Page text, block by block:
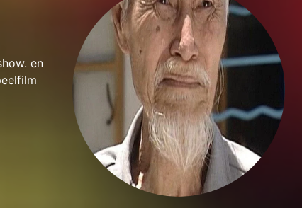
en